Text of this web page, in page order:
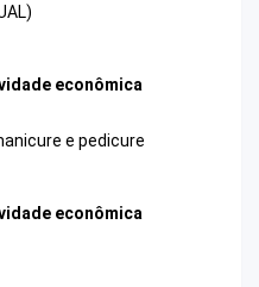
econômica
e pedicure
econômica